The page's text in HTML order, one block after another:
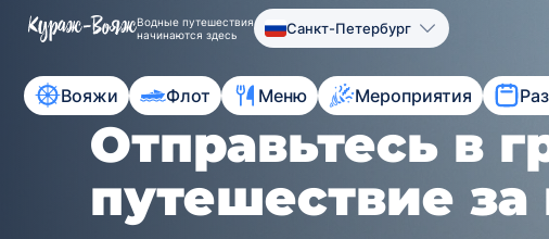
Водные путешествия
начинаются здесь
Санкт-Петербург
Вояжи Флот Меню Мероприятия
Отправьтесь в
путешествие